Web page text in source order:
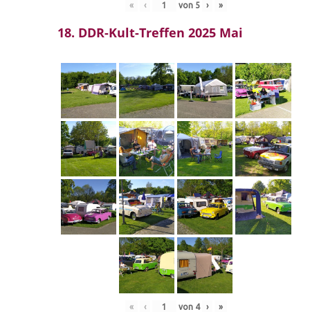
« ‹ von 5 › »
18. DDR-Kult-Treffen 2025 Mai
« ‹ von 4 › »